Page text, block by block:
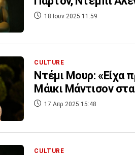
18 Ιουν 2025 11:59
CULTURE
Ντέμι Μουρ: «Είχα
Μάικι Μάντισον
17 Απρ 2025 15:48
CULTURE